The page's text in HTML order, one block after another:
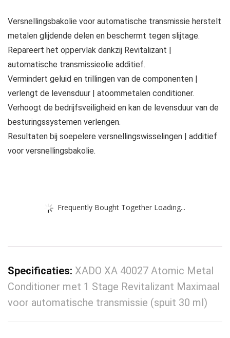
Versnellingsbakolie voor automatische transmissie herstelt
metalen glijdende delen en beschermt tegen slijtage.
Repareert het oppervlak dankzij Revitalizant |
automatische transmissieolie additief.
Vermindert geluid en trillingen van de componenten |
verlengt de levensduur | atoommetalen conditioner.
Verhoogt de bedrijfsveiligheid en kan de levensduur van de
besturingssystemen verlengen.
Resultaten bij soepelere versnellingswisselingen | additief
voor versnellingsbakolie.
Frequently Bought Together Loading...
Specificaties: XADO ХА 40027 Atomic Metal
Conditioner met 1 Stage Revitalizant Maximaal
voor automatische transmissie (spuit 30 ml)